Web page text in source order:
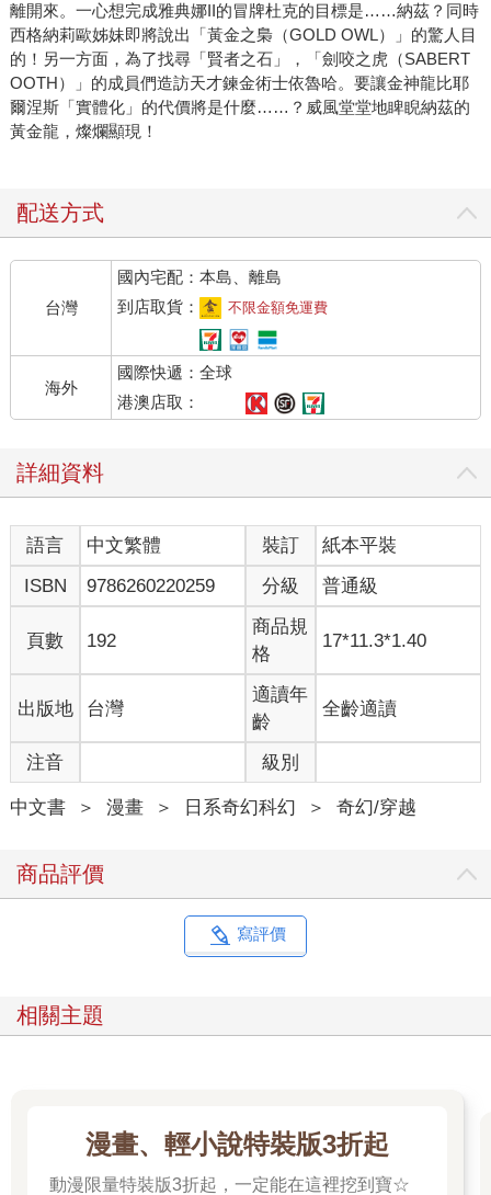
離開來。一心想完成雅典娜II的冒牌杜克的目標是……納茲？同時
西格納莉歐姊妹即將說出「黃金之梟（GOLD OWL）」的驚人目
的！另一方面，為了找尋「賢者之石」，「劍咬之虎（SABERT
OOTH）」的成員們造訪天才鍊金術士依魯哈。要讓金神龍比耶
爾涅斯「實體化」的代價將是什麼……？威風堂堂地睥睨納茲的
黃金龍，燦爛顯現！
配送方式
台灣
國內宅配：本島、離島
到店取貨：
不限金額免運費
海外
國際快遞：全球
港澳店取：
詳細資料
語言 中文繁體 裝訂
紙本平裝
ISBN
9786260220259 分級 普通級
頁數 192
商品規
格
17*11.3*1.40
出版地 台灣
適讀年
齡
全齡適讀
注音 級別
中文書 ＞ 漫畫 ＞ 日系奇幻科幻 ＞ 奇幻/穿越
商品評價
寫評價
相關主題
漫畫、輕小說特裝版3折起
動漫限量特裝版3折起，一定能在這裡挖到寶☆